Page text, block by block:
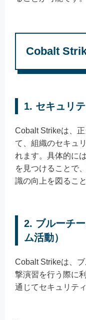
Cobalt
1. セキュリ
Cobalt Strikeは、
て、組織のセキュ
れます。具体的に
を見つけることで
識の向上を図るこ
2. ブルーチ
ム活動）
Cobalt Strikeは、
撃演習を行う際に
通じてセキュリテ